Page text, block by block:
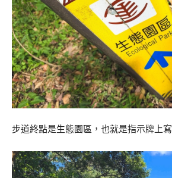
步道終點是生態園區，也就是指示牌上